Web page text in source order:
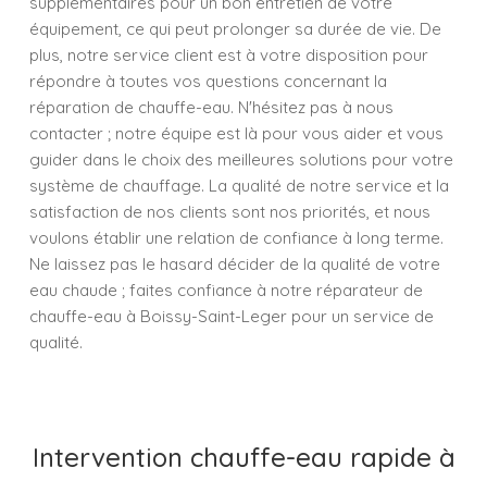
équipement, ce qui peut prolonger sa durée de vie. De
plus, notre service client est à votre disposition pour
répondre à toutes vos questions concernant la
réparation de chauffe-eau. N'hésitez pas à nous
contacter ; notre équipe est là pour vous aider et vous
guider dans le choix des meilleures solutions pour votre
système de chauffage. La qualité de notre service et la
satisfaction de nos clients sont nos priorités, et nous
voulons établir une relation de confiance à long terme.
Ne laissez pas le hasard décider de la qualité de votre
eau chaude ; faites confiance à notre réparateur de
chauffe-eau à Boissy-Saint-Leger pour un service de
qualité.
Intervention chauffe-eau rapide à